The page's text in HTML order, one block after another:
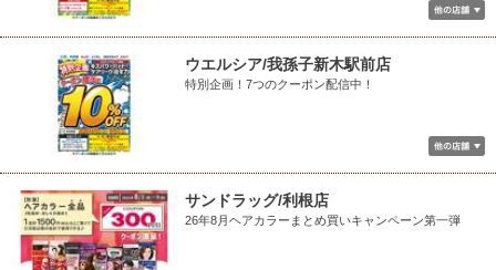
ウエルシア/我孫子新木駅前店
特別企画！7つのクーポン配信中！
サンドラッグ/利根店
26年8月ヘアカラーまとめ買いキャンペーン第一弾